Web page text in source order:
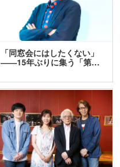
「同窓会にはしたくない」
――15年ぶりに集う「第…